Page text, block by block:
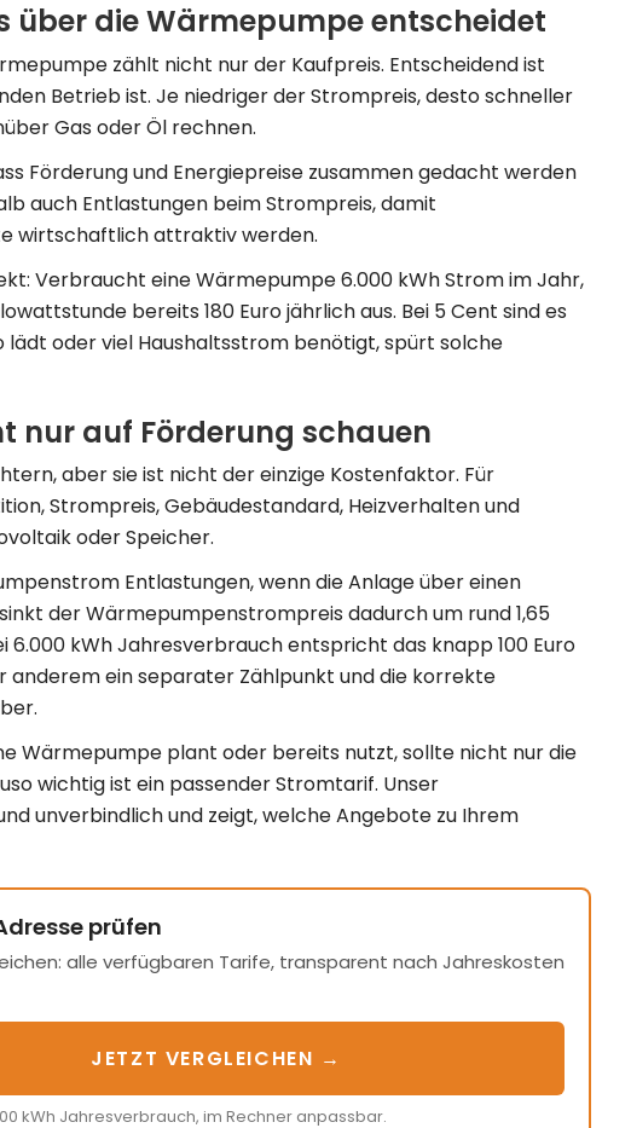
über die Wärmepumpe entscheidet
zählt nicht nur der Kaufpreis. Entscheidend ist
Betrieb ist. Je niedriger der Strompreis, desto schneller
Gas oder Öl rechnen.
Förderung und Energiepreise zusammen gedacht werden
auch Entlastungen beim Strompreis, damit
wirtschaftlich attraktiv werden.
Verbraucht eine Wärmepumpe 6.000 kWh Strom im Jahr,
bereits 180 Euro jährlich aus. Bei 5 Cent sind es
lädt oder viel Haushaltsstrom benötigt, spürt solche
nur auf Förderung schauen
aber sie ist nicht der einzige Kostenfaktor. Für
Strompreis, Gebäudestandard, Heizverhalten und
oder Speicher.
Entlastungen, wenn die Anlage über einen
der Wärmepumpenstrompreis dadurch um rund 1,65
kWh Jahresverbrauch entspricht das knapp 100 Euro
anderem ein separater Zählpunkt und die korrekte
Wärmepumpe plant oder bereits nutzt, sollte nicht nur die
wichtig ist ein passender Stromtarif. Unser
unverbindlich und zeigt, welche Angebote zu Ihrem
prüfen
alle verfügbaren Tarife, transparent nach Jahreskosten
JETZT VERGLEICHEN →
kWh Jahresverbrauch, im Rechner anpassbar.